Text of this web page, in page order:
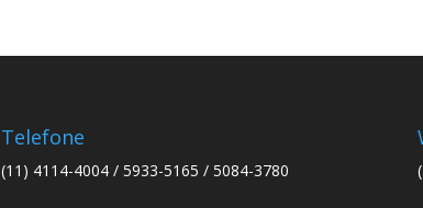
Telefone
(11) 4114-4004 / 5933-5165 / 5084-3780